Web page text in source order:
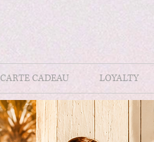
CARTE CADEAU LOYALTY